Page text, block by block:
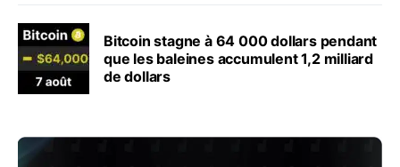
Bitcoin stagne à 64 000 dollars pendant
que les baleines accumulent 1,2 milliard
de dollars